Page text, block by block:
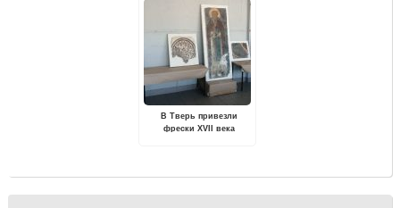
В Тверь привезли
фрески XVII века